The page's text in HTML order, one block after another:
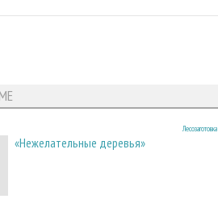
Лесозаготовка
«Нежелательные деревья»